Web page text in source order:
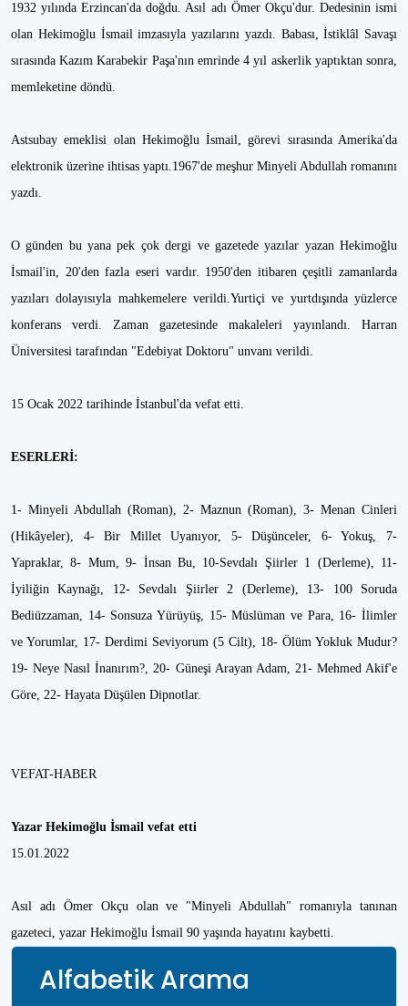
1932 yılında Erzincan'da doğdu. Asıl adı Ömer Okçu'dur. Dedesinin ismi
olan Hekimoğlu İsmail imzasıyla yazılarını yazdı. Babası, İstiklâl Savaşı
sırasında Kazım Karabekir Paşa'nın emrinde 4 yıl askerlik yaptıktan sonra,
memleketine döndü.
Astsubay emeklisi olan Hekimoğlu İsmail, görevi sırasında Amerika'da
elektronik üzerine ihtisas yaptı.1967'de meşhur Minyeli Abdullah romanını
yazdı.
O günden bu yana pek çok dergi ve gazetede yazılar yazan Hekimoğlu
İsmail'in, 20'den fazla eseri vardır. 1950'den itibaren çeşitli zamanlarda
yazıları dolayısıyla mahkemelere verildi.Yurtiçi ve yurtdışında yüzlerce
konferans verdi. Zaman gazetesinde makaleleri yayınlandı. Harran
Üniversitesi tarafından "Edebiyat Doktoru" unvanı verildi.
15 Ocak 2022 tarihinde İstanbul'da vefat etti.
ESERLERİ:
1- Minyeli Abdullah (Roman), 2- Maznun (Roman), 3- Menan Cinleri
(Hikâyeler), 4- Bir Millet Uyanıyor, 5- Düşünceler, 6- Yokuş, 7-
Yapraklar, 8- Mum, 9- İnsan Bu, 10-Sevdalı Şiirler 1 (Derleme), 11-
İyiliğin Kaynağı, 12- Sevdalı Şiirler 2 (Derleme), 13- 100 Soruda
Bediüzzaman, 14- Sonsuza Yürüyüş, 15- Müslüman ve Para, 16- İlimler
ve Yorumlar, 17- Derdimi Seviyorum (5 Cilt), 18- Ölüm Yokluk Mudur?
19- Neye Nasıl İnanırım?, 20- Güneşi Arayan Adam, 21- Mehmed Akif'e
Göre, 22- Hayata Düşülen Dipnotlar.
VEFAT-HABER
Yazar Hekimoğlu İsmail vefat etti
15.01.2022
Asıl adı Ömer Okçu olan ve "Minyeli Abdullah" romanıyla tanınan
gazeteci, yazar Hekimoğlu İsmail 90 yaşında hayatını kaybetti.
Alfabetik Arama